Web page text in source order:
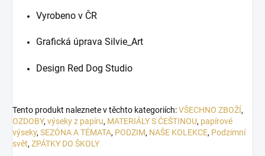
Vyrobeno v ČR
Grafická úprava Silvie_Art
Design Red Dog Studio
Tento produkt naleznete v těchto kategoriích:VŠECHNO ZBOŽÍ,
OZDOBY, výseky z papíru, MATERIÁLY S ČEŠTINOU, papírové
výseky, SEZÓNA A TÉMATA, PODZIM, NAŠE KOLEKCE, Podzimní
svět, ZPÁTKY DO ŠKOLY